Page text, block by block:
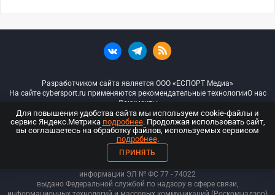
Разработчиком сайта является ООО «ЕСПОРТ Медиа»
На сайте cybersport.ru применяются рекомендательные технологииО нас
Документы
© ООО «Киберспорт.ру» — Все права защищены
18+
ООО «Киберспорт.ру». Свидетельство о регистрации средств массовой
информации ЭЛ № ФС 77 - 74022
выдано Федеральной службой по надзору в сфере связи,
Для повышения удобства сайта мы используем cookie-файлы и
сервис Яндекс.Метрика подробнее. Продолжая использовать сайт,
вы соглашаетесь на обработку файлов, используемых сервисом
подробнее.
ПРИНЯТЬ